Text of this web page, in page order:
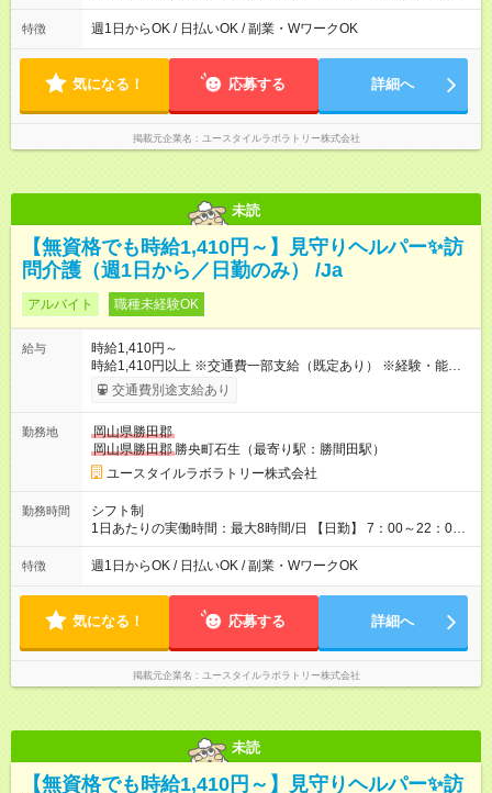
の間で8時間勤務（休憩時間は法定通り） ※週1日～OK ／ 夜勤
なし ＊＊ 勤務時間例 ＊＊ ■8時から17時 ■9時から18時 ■10
定（毎週同じ曜日勤務）
特徴 週1日からOK / 日払いOK / 副業・WワークOK
気になる！ 応募する 詳細へ
掲載元企業名 ユースタイルラボラトリー株式会社
未読
【無資格でも時給1,410円～】見守りヘルパー✨訪
問介護（週1日から／日勤のみ） /Ja
アルバイト 職種未経験OK
給与
時給1,410円～
時給1,410円以上 ※交通費一部支給（既定あり） ※経験・能力を
考慮して決定します 【収入例】 週1回勤務の場合：1,410円×8時
間×4回=4万5,120円 週3回勤務の場合：1,410円×8時間×12回
5,600円 【試用期間】試用期間あり 試用期間の長さ：2ヶ月
※ 雇用形態と給与に、本採用時と異なる部分があります。 雇用
形態：本採用時と同じです。 給与：時給 1,050円以上
交通費別途支給あり
勤務地
岡山県勝田郡
岡山県勝田郡 勝央町石生（最寄り駅：勝間田駅）
ユースタイルラボラトリー株式会社
勤務時間
シフト制
1日あたりの実働時間：最大8時間/日 【日勤】 7：00～22：00
の間で8時間勤務（休憩時間は法定通り） ※週1日～OK ／ 夜勤
なし ＊＊ 勤務時間例 ＊＊ ■8時から17時 ■9時から18時 ■10
定（毎週同じ曜日勤務）
特徴 週1日からOK / 日払いOK / 副業・WワークOK
気になる！ 応募する 詳細へ
掲載元企業名 ユースタイルラボラトリー株式会社
未読
【無資格でも時給1,410円～】見守りヘルパー✨訪